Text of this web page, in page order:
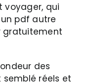
voyager, qui
pdf autre
gratuitement
des
semblé réels et